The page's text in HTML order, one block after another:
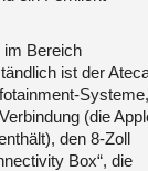
im Bereich
ist der
Systeme,
(die
den 8-Zoll
Box“, die